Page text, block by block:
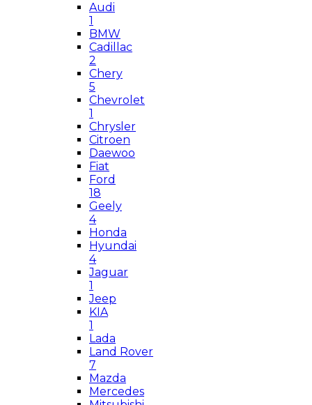
Audi
1
BMW
Cadillac
2
Chery
5
Chevrolet
1
Chrysler
Citroen
Daewoo
Fiat
Ford
18
Geely
4
Honda
Hyundai
4
Jaguar
1
Jeep
KIA
1
Lada
Land Rover
7
Mazda
Mercedes